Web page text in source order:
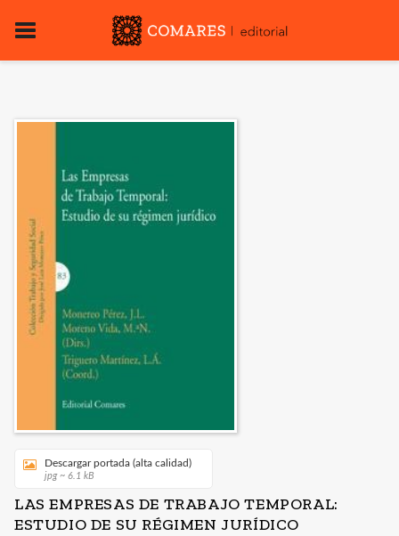
Descargar portada (alta calidad)
jpg ~ 6.1 kB
LAS EMPRESAS DE TRABAJO TEMPORAL:
ESTUDIO DE SU RÉGIMEN JURÍDICO